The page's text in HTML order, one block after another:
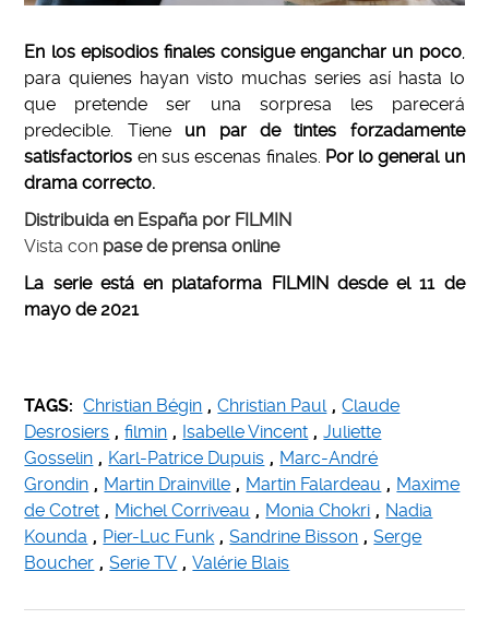
En los episodios finales consigue enganchar un poco,
para quienes hayan visto muchas series así hasta lo
que pretende ser una sorpresa les parecerá
predecible. Tiene un par de tintes forzadamente
satisfactorios en sus escenas finales. Por lo general un
drama correcto.
Distribuida en España por FILMIN
Vista con pase de prensa online
La serie está en plataforma FILMIN desde el 11 de
mayo de 2021
TAGS: Christian Bégin , Christian Paul , Claude
Desrosiers , filmin , Isabelle Vincent , Juliette
Gosselin , Karl-Patrice Dupuis , Marc-André
Grondin , Martin Drainville , Martin Falardeau , Maxime
de Cotret , Michel Corriveau , Monia Chokri , Nadia
Kounda , Pier-Luc Funk , Sandrine Bisson , Serge
Boucher , Serie TV , Valérie Blais